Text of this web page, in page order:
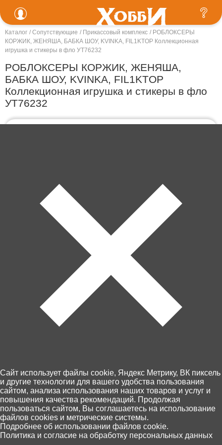
Каталог Сопутствующие Прикассовый комплекс
РОБЛОКСЕРЫ
КОРЖИК, ЖЕНЯША, БАБКА ШОУ, KVINKA, FIL1KTOP Коллекционная
игрушка и стикеры в фло УТ76232
РОБЛОКСЕРЫ КОРЖИК, ЖЕНЯША,
БАБКА ШОУ, KVINKA, FIL1KTOP
Коллекционная игрушка и стикеры в фло
УТ76232
Артикул: УТ76232
190 ₽ В корзину
Главная Каталог Корзина
0
Избранное Поиск
Cайт использует файлы cookie, Яндекс Метрику, ВК пиксель
и другие технологии для вашего удобства пользования
сайтом, анализа использования наших товаров и услуг и
повышения качества рекомендаций. Продолжая
пользоваться сайтом, Вы соглашаетесь на использование
файлов cookies и метрические системы.
Подробнее об использовании файлов cookie.
Политика и согласие на обработку персональных данных